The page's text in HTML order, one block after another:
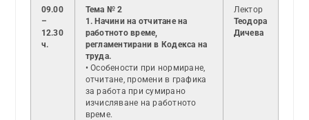
09.00
–
12.30
ч.
Тема № 2
1. Начини на отчитане на
работното време,
регламентирани в Кодекса на
труда.
• Особености при нормиране,
отчитане, промени в графика
за работа при сумирано
изчисляване на работното
време.
Лектор
Теодора
Дичева